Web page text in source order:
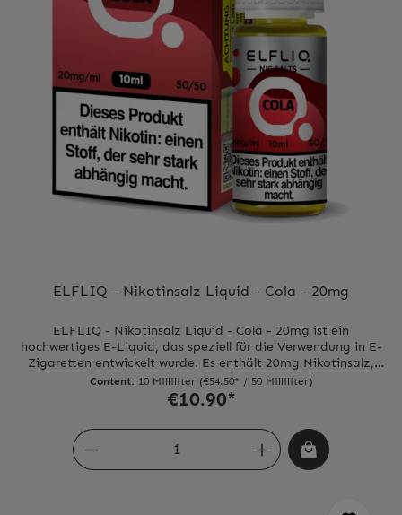
ELFLIQ - Nikotinsalz Liquid - Cola - 20mg
ELFLIQ - Nikotinsalz Liquid - Cola - 20mg ist ein
hochwertiges E-Liquid, das speziell für die Verwendung in E-
Zigaretten entwickelt wurde. Es enthält 20mg Nikotinsalz,
was eine schnellere und stärkere Nikotinaufnahme
ermöglicht im Vergleich zu herkömmlichen E-Liquids. Das
Geschmackserlebnis. Die Cola-Note verleiht dem Liquid
einen erfrischenden und süßen Geschmack, der an das
beliebte Erfrischungsgetränk erinnert. ELFLIQ - Nikotinsalz
Content: 10 Milliliter (€54.50* / 50 Milliliter)
€10.90*